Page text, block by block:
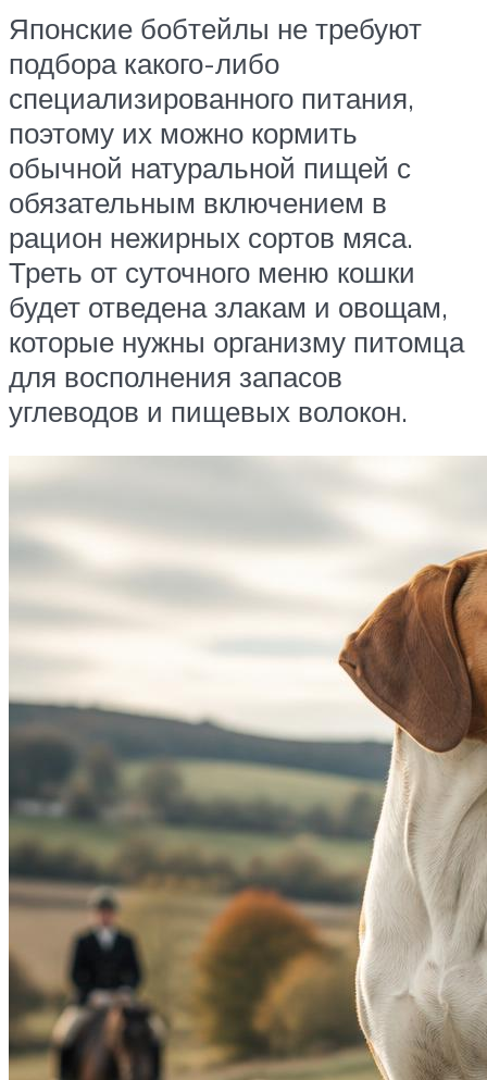
Японские бобтейлы не требуют
подбора какого-либо
специализированного питания,
поэтому их можно кормить
обычной натуральной пищей с
обязательным включением в
рацион нежирных сортов мяса.
Треть от суточного меню кошки
будет отведена злакам и овощам,
которые нужны организму питомца
для восполнения запасов
углеводов и пищевых волокон.